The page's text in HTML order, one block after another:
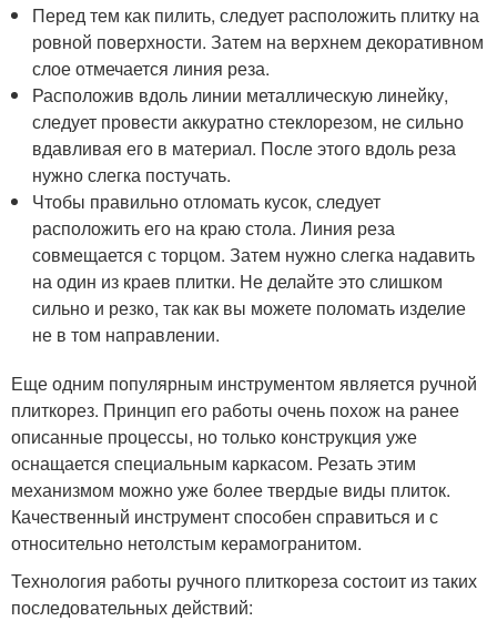
Перед тем как пилить, следует расположить плитку на
ровной поверхности. Затем на верхнем декоративном
слое отмечается линия реза.
Расположив вдоль линии металлическую линейку,
следует провести аккуратно стеклорезом, не сильно
вдавливая его в материал. После этого вдоль реза
нужно слегка постучать.
Чтобы правильно отломать кусок, следует
расположить его на краю стола. Линия реза
совмещается с торцом. Затем нужно слегка надавить
на один из краев плитки. Не делайте это слишком
сильно и резко, так как вы можете поломать изделие
не в том направлении.
Еще одним популярным инструментом является ручной
плиткорез. Принцип его работы очень похож на ранее
описанные процессы, но только конструкция уже
оснащается специальным каркасом. Резать этим
механизмом можно уже более твердые виды плиток.
Качественный инструмент способен справиться и с
относительно нетолстым керамогранитом.
Технология работы ручного плиткореза состоит из таких
последовательных действий: